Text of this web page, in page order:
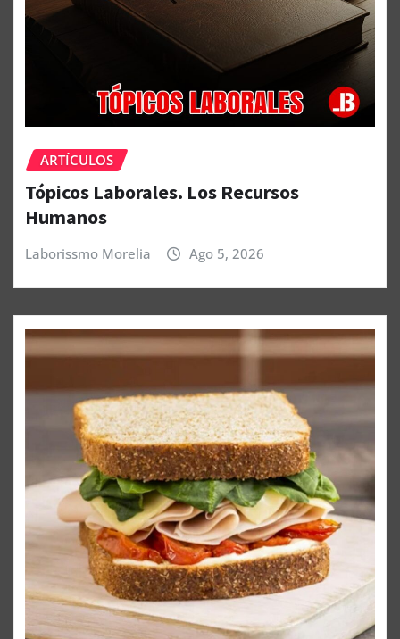
ARTÍCULOS
Tópicos Laborales. Los Recursos
Humanos
Laborissmo Morelia Ago 5, 2026